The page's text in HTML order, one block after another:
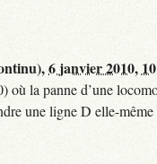
6 janvier 2010,
où la panne d’une
une ligne D elle-